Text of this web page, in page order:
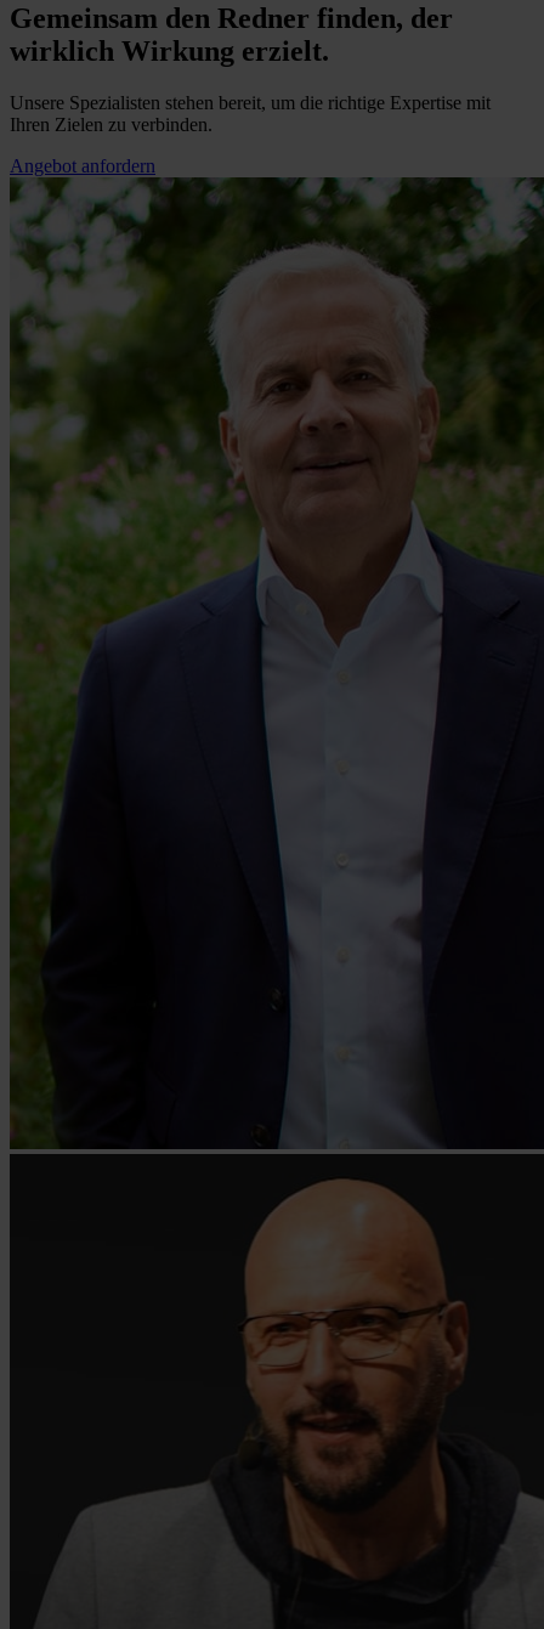
Gemeinsam den Redner finden, der
wirklich Wirkung erzielt.
Unsere Spezialisten stehen bereit, um die richtige Expertise mit
Ihren Zielen zu verbinden.
Angebot anfordern